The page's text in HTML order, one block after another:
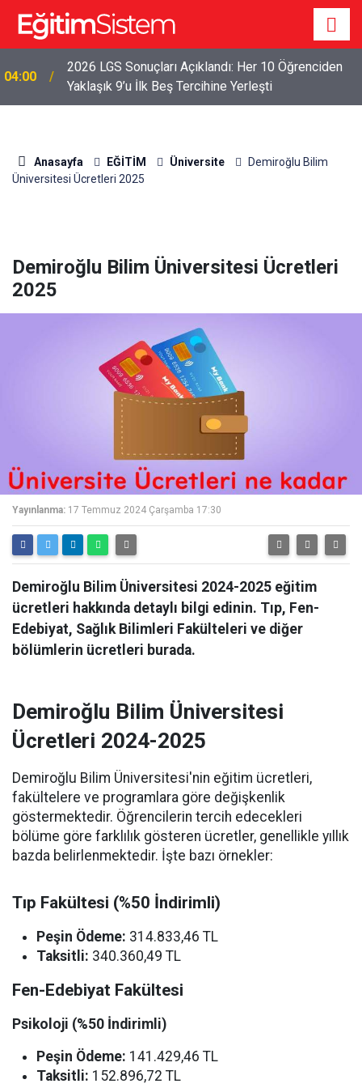
04:00
2026 LGS Sonuçları Açıklandı: Her 10 Öğrenciden
Yaklaşık 9’u İlk Beş Tercihine Yerleşti
Anasayfa EĞİTİM Üniversite
Demiroğlu Bilim
Üniversitesi Ücretleri 2025
Demiroğlu Bilim Üniversitesi Ücretleri
2025
Yayınlanma: 17 Temmuz 2024 Çarşamba 17:30
Demiroğlu Bilim Üniversitesi 2024-2025 eğitim
ücretleri hakkında detaylı bilgi edinin. Tıp, Fen-
Edebiyat, Sağlık Bilimleri Fakülteleri ve diğer
bölümlerin ücretleri burada.
Demiroğlu Bilim Üniversitesi
Ücretleri 2024-2025
Demiroğlu Bilim Üniversitesi'nin eğitim ücretleri,
fakültelere ve programlara göre değişkenlik
göstermektedir. Öğrencilerin tercih edecekleri
bölüme göre farklılık gösteren ücretler, genellikle yıllık
bazda belirlenmektedir. İşte bazı örnekler:
Tıp Fakültesi (%50 İndirimli)
Peşin Ödeme: 314.833,46 TL
Taksitli: 340.360,49 TL
Fen-Edebiyat Fakültesi
Psikoloji (%50 İndirimli)
Peşin Ödeme: 141.429,46 TL
Taksitli: 152.896,72 TL